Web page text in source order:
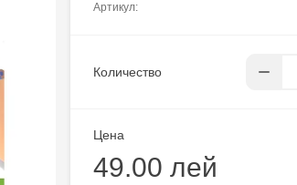
Артикул:
Количество
Цена
49.00 лей